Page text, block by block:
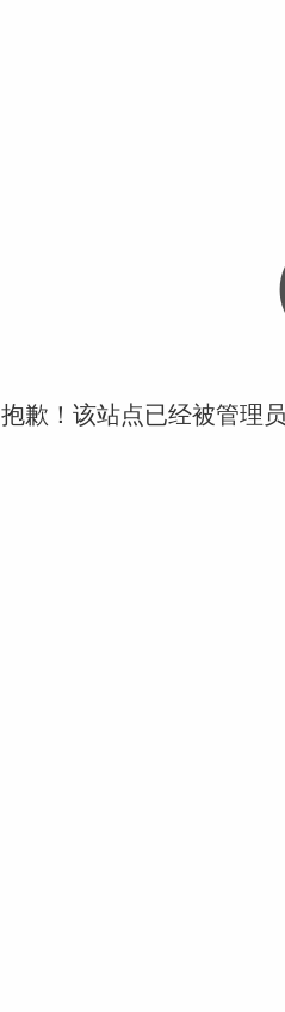
抱歉！该站点已经被管理